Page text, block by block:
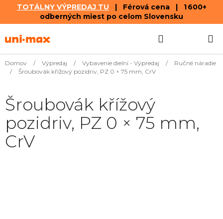
TOTÁLNY VÝPREDAJ TU | Férová cena | 1 600+
odberných miest po celom Slovensku
na
KOŠÍK
Domov / Výpredaj / Vybavenie dielní - Výpredaj /
Ručné náradie
/
Šroubovák křížový pozidriv, PZ 0 × 75 mm, CrV
Šroubovák křížový
pozidriv, PZ 0 × 75 mm,
CrV